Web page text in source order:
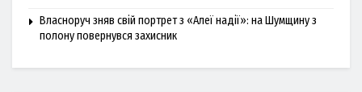
Власноруч зняв свій портрет з «Алеї надії»: на Шумщину з
полону повернувся захисник